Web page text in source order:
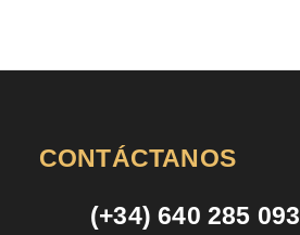
CONTÁCTANOS
(+34) 640 285 093